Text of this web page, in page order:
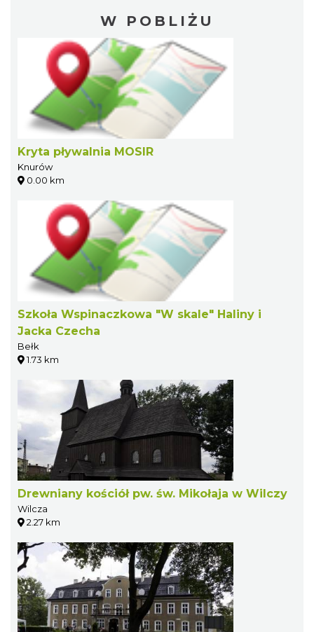
W POBLIŻU
Kryta pływalnia MOSIR
Knurów
0.00 km
Szkoła Wspinaczkowa "W skale" Haliny i
Jacka Czecha
Bełk
1.73 km
Drewniany kościół pw. św. Mikołaja w Wilczy
Wilcza
2.27 km